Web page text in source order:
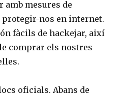
amb mesures de
protegir-nos en internet.
fàcils de hackejar, així
comprar els nostres
oficials. Abans de